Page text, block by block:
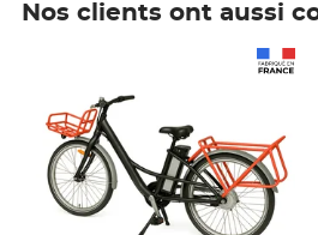
Nos clients ont aussi